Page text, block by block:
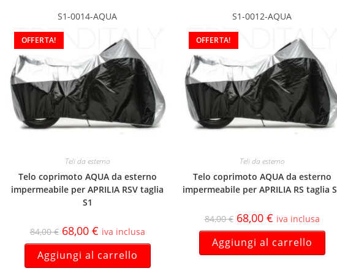
S1-0014-AQUA
OFFERTA!
Teli da esterno
Telo coprimoto AQUA da esterno
impermeabile per APRILIA RSV taglia
S1
84,00€ 68,00 € iva inclusa
Aggiungi al carrello
S1-0012-AQUA
OFFERTA!
Teli da esterno
Telo coprimoto AQUA da esterno
impermeabile per APRILIA RS taglia
84,00€ 68,00 € iva inclusa
Aggiungi al carrello